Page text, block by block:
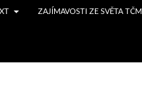
ZAJÍMAVOSTI ZE SVĚTA TČM